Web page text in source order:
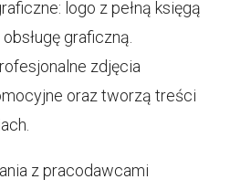
logo z pełną księgą
graficzną.
zdjęcia
oraz tworzą treści
z pracodawcami